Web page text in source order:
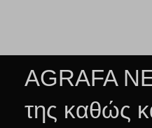
AGRAFA
της καθώς